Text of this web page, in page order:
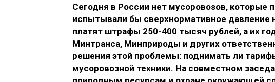
Сегодня в России нет мусоровозов, которые
испытывали бы сверхнормативное давление
платят штрафы 250-400 тысяч рублей, а их
Минтранса, Минприроды и других
решения этой проблемы: поднимать ли
мусоровозной техники. На совместном